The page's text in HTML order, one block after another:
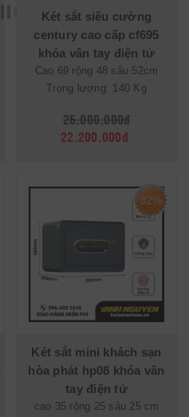
Két sắt siêu cường
century cao cấp cf695
khóa vân tay điện tử
Cao 69 rộng 48 sâu 52cm
Trọng lượng: 140 Kg
26.000.000đ
22.200.000đ
32%
Két sắt mini khách sạn
hòa phát hp08 khóa vân
tay điện tử
cao 35 rộng 25 sâu 25 cm